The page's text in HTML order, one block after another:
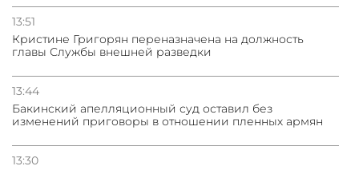
13:51
Кристине Григорян переназначена на должность
главы Службы внешней разведки
13:44
Бакинский апелляционный суд оставил без
изменений приговоры в отношении пленных армян
13:30